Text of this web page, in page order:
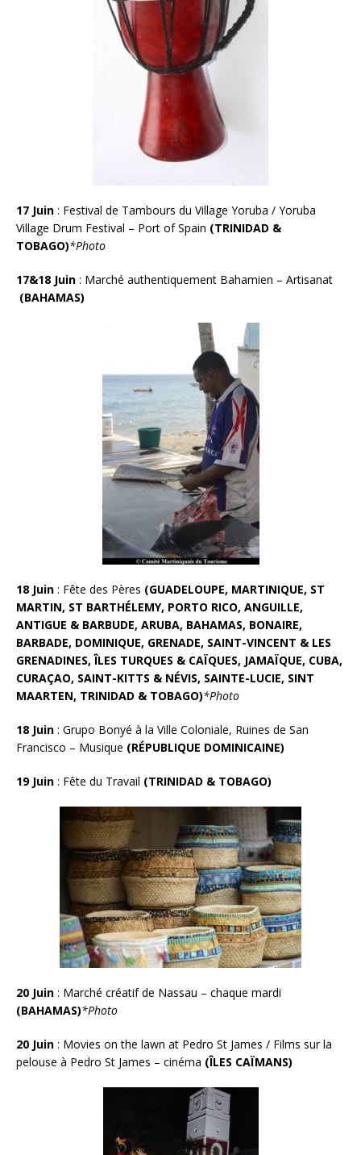
17 Juin : Festival de Tambours du Village Yoruba / Yoruba
Village Drum Festival – Port of Spain (TRINIDAD &
TOBAGO)*Photo
17&18 Juin : Marché authentiquement Bahamien – Artisanat
(BAHAMAS)
18 Juin : Fête des Pères (GUADELOUPE, MARTINIQUE, ST
MARTIN, ST BARTHÉLEMY, PORTO RICO, ANGUILLE,
ANTIGUE & BARBUDE, ARUBA, BAHAMAS, BONAIRE,
BARBADE, DOMINIQUE, GRENADE, SAINT-VINCENT & LES
GRENADINES, ÎLES TURQUES & CAÏQUES, JAMAÏQUE, CUBA,
CURAÇAO, SAINT-KITTS & NÉVIS, SAINTE-LUCIE, SINT
MAARTEN, TRINIDAD & TOBAGO)*Photo
18 Juin : Grupo Bonyé à la Ville Coloniale, Ruines de San
Francisco – Musique (RÉPUBLIQUE DOMINICAINE)
19 Juin : Fête du Travail (TRINIDAD & TOBAGO)
20 Juin : Marché créatif de Nassau – chaque mardi
(BAHAMAS)*Photo
20 Juin : Movies on the lawn at Pedro St James / Films sur la
pelouse à Pedro St James – cinéma (ÎLES CAÏMANS)